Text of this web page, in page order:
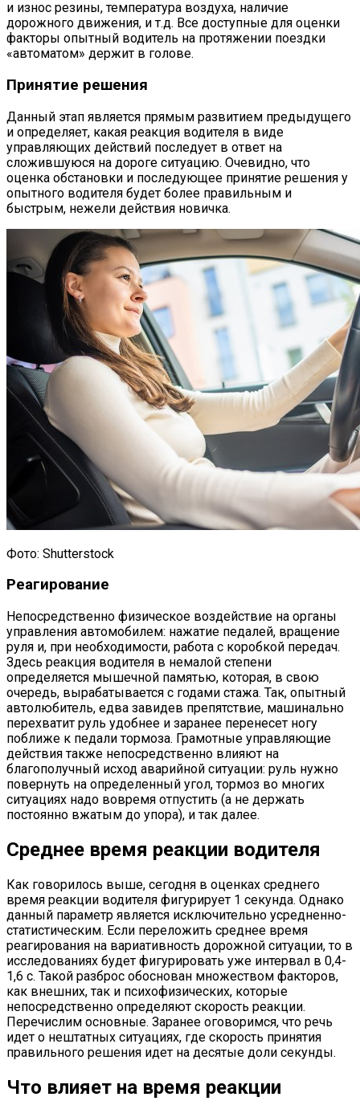
и износ резины, температура воздуха, наличие
дорожного движения, и т.д. Все доступные для оценки
факторы опытный водитель на протяжении поездки
«автоматом» держит в голове.
Принятие решения
Данный этап является прямым развитием предыдущего
и определяет, какая реакция водителя в виде
управляющих действий последует в ответ на
сложившуюся на дороге ситуацию. Очевидно, что
оценка обстановки и последующее принятие решения у
опытного водителя будет более правильным и
быстрым, нежели действия новичка.
Фото: Shutterstock
Реагирование
Непосредственно физическое воздействие на органы
управления автомобилем: нажатие педалей, вращение
руля и, при необходимости, работа с коробкой передач.
Здесь реакция водителя в немалой степени
определяется мышечной памятью, которая, в свою
очередь, вырабатывается с годами стажа. Так, опытный
автолюбитель, едва завидев препятствие, машинально
перехватит руль удобнее и заранее перенесет ногу
поближе к педали тормоза. Грамотные управляющие
действия также непосредственно влияют на
благополучный исход аварийной ситуации: руль нужно
повернуть на определенный угол, тормоз во многих
ситуациях надо вовремя отпустить (а не держать
постоянно вжатым до упора), и так далее.
Среднее время реакции водителя
Как говорилось выше, сегодня в оценках среднего
время реакции водителя фигурирует 1 секунда. Однако
данный параметр является исключительно усредненно-
статистическим. Если переложить среднее время
реагирования на вариативность дорожной ситуации, то в
исследованиях будет фигурировать уже интервал в 0,4-
1,6 с. Такой разброс обоснован множеством факторов,
как внешних, так и психофизических, которые
непосредственно определяют скорость реакции.
Перечислим основные. Заранее оговоримся, что речь
идет о нештатных ситуациях, где скорость принятия
правильного решения идет на десятые доли секунды.
Что влияет на время реакции